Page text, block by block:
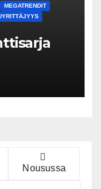
MEGATRENDIT
ja
Nousussa